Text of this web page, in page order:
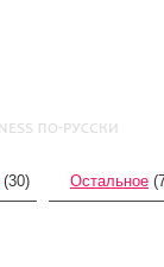
(30) Остальное